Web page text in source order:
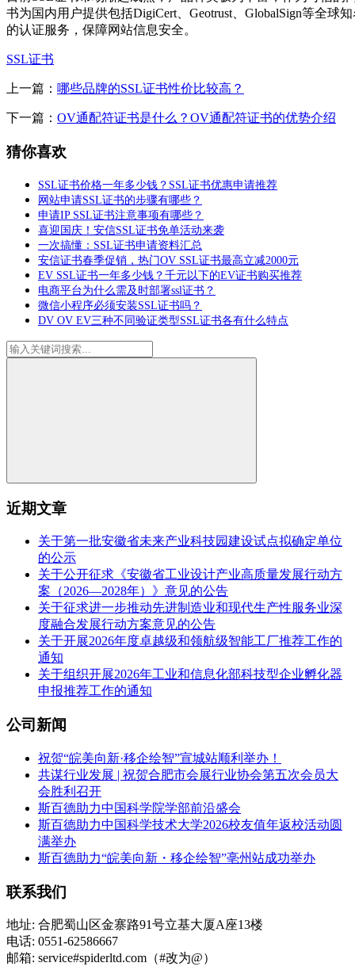
书为国内用户提供包括DigiCert、Geotrust、GlobalSign等全球
的认证服务，保障网站信息安全。
SSL证书
上一篇： 哪些品牌的SSL证书性价比较高？
下一篇： OV通配符证书是什么？OV通配符证书的优势介绍
猜你喜欢
SSL证书价格一年多少钱？SSL证书优惠申请推荐
网站申请SSL证书的步骤有哪些？
申请IP SSL证书注意事项有哪些？
喜迎国庆！安信SSL证书免单活动来袭
一次搞懂：SSL证书申请资料汇总
安信证书春季促销，热门OV SSL证书最高立减2000元
EV SSL证书一年多少钱？千元以下的EV证书购买推荐
电商平台为什么需及时部署ssl证书？
微信小程序必须安装SSL证书吗？
DV OV EV三种不同验证类型SSL证书各有什么特点
近期文章
关于第一批安徽省未来产业科技园建设试点拟确定单位
的公示
关于公开征求《安徽省工业设计产业高质量发展行动方
案（2026—2028年）》意见的公告
关于征求进一步推动先进制造业和现代生产性服务业深
度融合发展行动方案意见的公告
关于开展2026年度卓越级和领航级智能工厂推荐工作的
通知
关于组织开展2026年工业和信息化部科技型企业孵化器
申报推荐工作的通知
公司新闻
祝贺“皖美向新·移企绘智”宣城站顺利举办！
共谋行业发展 | 祝贺合肥市会展行业协会第五次会员大
会胜利召开
斯百德助力中国科学院学部前沿盛会
斯百德助力中国科学技术大学2026校友值年返校活动圆
满举办
斯百德助力“皖美向新・移企绘智”亳州站成功举办
联系我们
地址: 合肥蜀山区金寨路91号立基大厦A座13楼
电话: 0551-62586667
邮箱: service#spiderltd.com（#改为@）